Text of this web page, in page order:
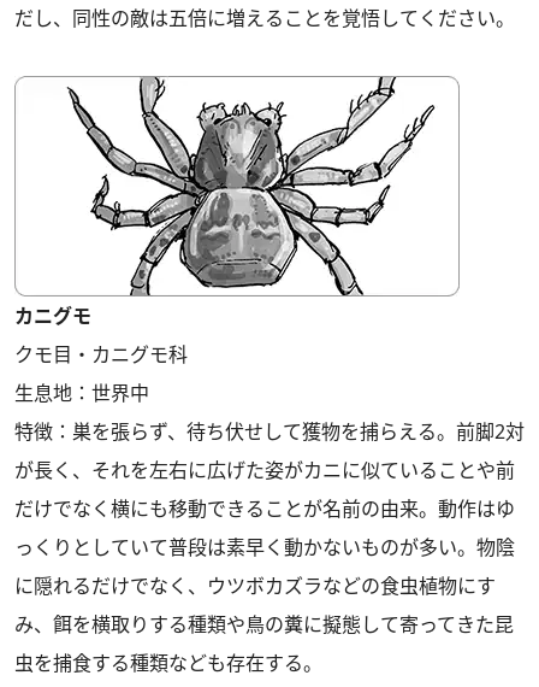
だし、同性の敵は五倍に増えることを覚悟してください。
カニグモ
クモ目・カニグモ科
生息地：世界中
特徴：巣を張らず、待ち伏せして獲物を捕らえる。前脚2対
が長く、それを左右に広げた姿がカニに似ていることや前
だけでなく横にも移動できることが名前の由来。動作はゆ
っくりとしていて普段は素早く動かないものが多い。物陰
に隠れるだけでなく、ウツボカズラなどの食虫植物にす
み、餌を横取りする種類や鳥の糞に擬態して寄ってきた昆
虫を捕食する種類なども存在する。